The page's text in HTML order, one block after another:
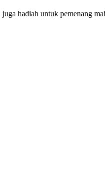
hadiah untuk pemenang